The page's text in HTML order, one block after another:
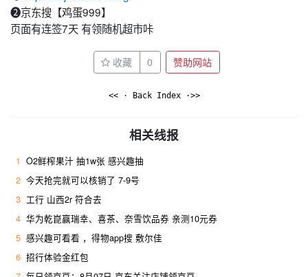
❷京东搜【鸡蛋999】
页面有连签7天 有领随机超市咔
收藏 0 赞助网站
<< · Back Index ·>>
相关线报
1 O2鲜榨果汁 抽1w张 感兴趣抽
2 今天抢完就可以核销了 7-9号
3 工行 山西2r 符合去 ​
4 华为乾崑赢瑞幸、喜茶、奈雪饮品券 亲测10元券
5 感兴趣可看看 ，得物app搜 敷尔佳
6 招行体验金红包